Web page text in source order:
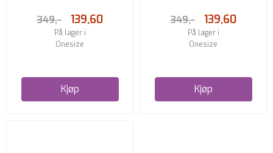
349,- 139,60
På lager i
Onesize
Kjøp
349,- 139,60
På lager i
Onesize
Kjøp